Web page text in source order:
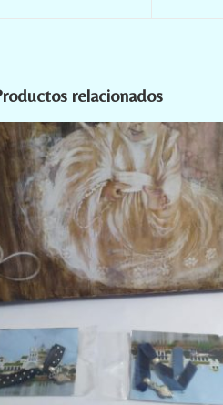
relacionados